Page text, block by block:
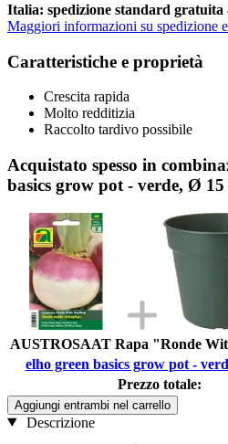
Italia: spedizione standard gratuita
Maggiori informazioni su spedizione
Caratteristiche e proprietà
Crescita rapida
Molto redditizia
Raccolto tardivo possibile
Acquistato spesso in
basics grow pot - verde, Ø 15
AUSTROSAAT Rapa "Ronde
elho green basics grow pot -
Prezzo totale:
Aggiungi entrambi nel carrello
Descrizione